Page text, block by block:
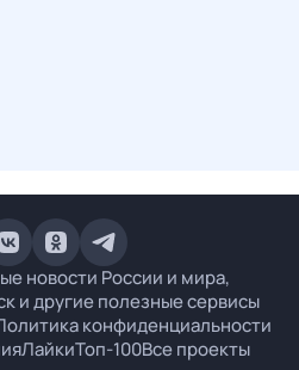
новости России и мира,
и другие полезные сервисы
конфиденциальности
ЛайкиТоп-100Все проекты